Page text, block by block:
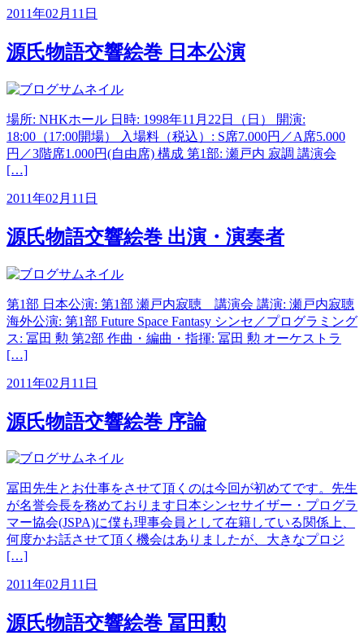
2011年02月11日
源氏物語交響絵巻 日本公演
場所: NHKホール 日時: 1998年11月22日（日） 開演:
18:00（17:00開場） 入場料（税込）: S席7.000円／A席5.000
円／3階席1.000円(自由席) 構成 第1部: 瀬戸内 寂調 講演会
[…]
2011年02月11日
源氏物語交響絵巻 出演・演奏者
第1部 日本公演: 第1部 瀬戸内寂聴 講演会 講演: 瀬戸内寂聴
海外公演: 第1部 Future Space Fantasy シンセ／プログラミング
ス: 冨田 勲 第2部 作曲・編曲・指揮: 冨田 勲 オーケストラ
[…]
2011年02月11日
源氏物語交響絵巻 序論
冨田先生とお仕事をさせて頂くのは今回が初めてです。先生
が名誉会長を務めております日本シンセサイザー・プログラ
マー協会(JSPA)に僕も理事会員として在籍している関係上、
何度かお話させて頂く機会はありましたが、大きなプロジ
[…]
2011年02月11日
源氏物語交響絵巻 冨田勲